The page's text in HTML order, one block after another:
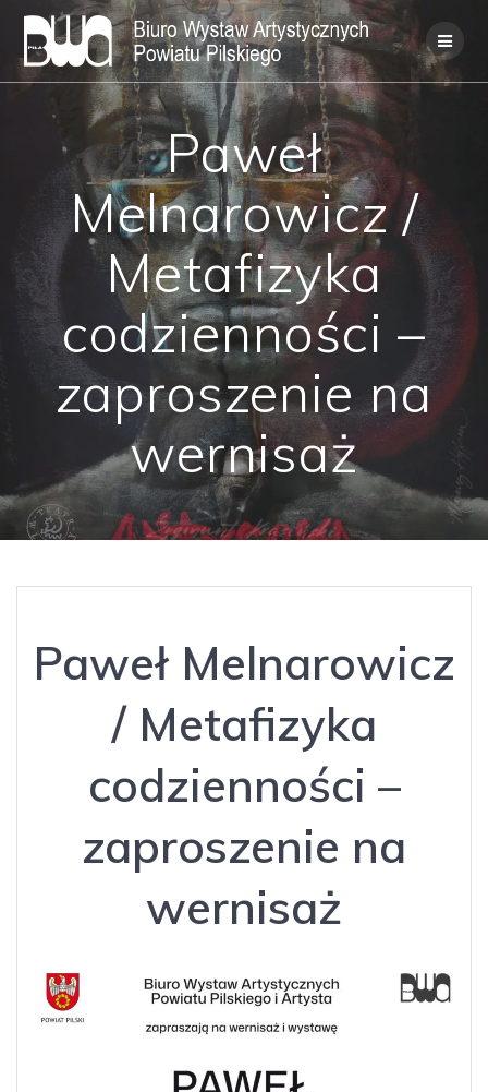
Skip
to
content
Paweł
Melnarowicz /
Metafizyka
codzienności –
zaproszenie na
wernisaż
Paweł Melnarowicz
/ Metafizyka
codzienności –
zaproszenie na
wernisaż